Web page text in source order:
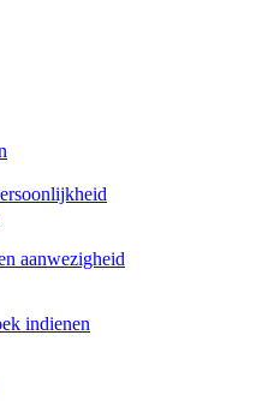
aanwezigheid
indienen